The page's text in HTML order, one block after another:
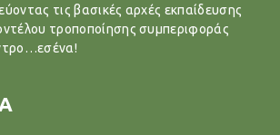
τις βασικές αρχές εκπαίδευσης
τροποποίησης συμπεριφοράς